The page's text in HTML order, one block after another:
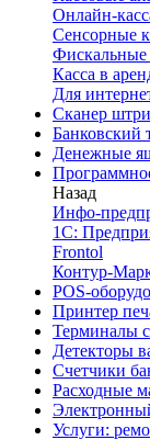
Онлайн-
Сенсорные
Фискальные
Касса в
Для
Сканер
Банковский
Денежные
Назад
Инфо-
1С:
Frontol
Контур-
POS-
Принтер
Терминалы
Детекторы
Счетчики
Расходные
Услуги: